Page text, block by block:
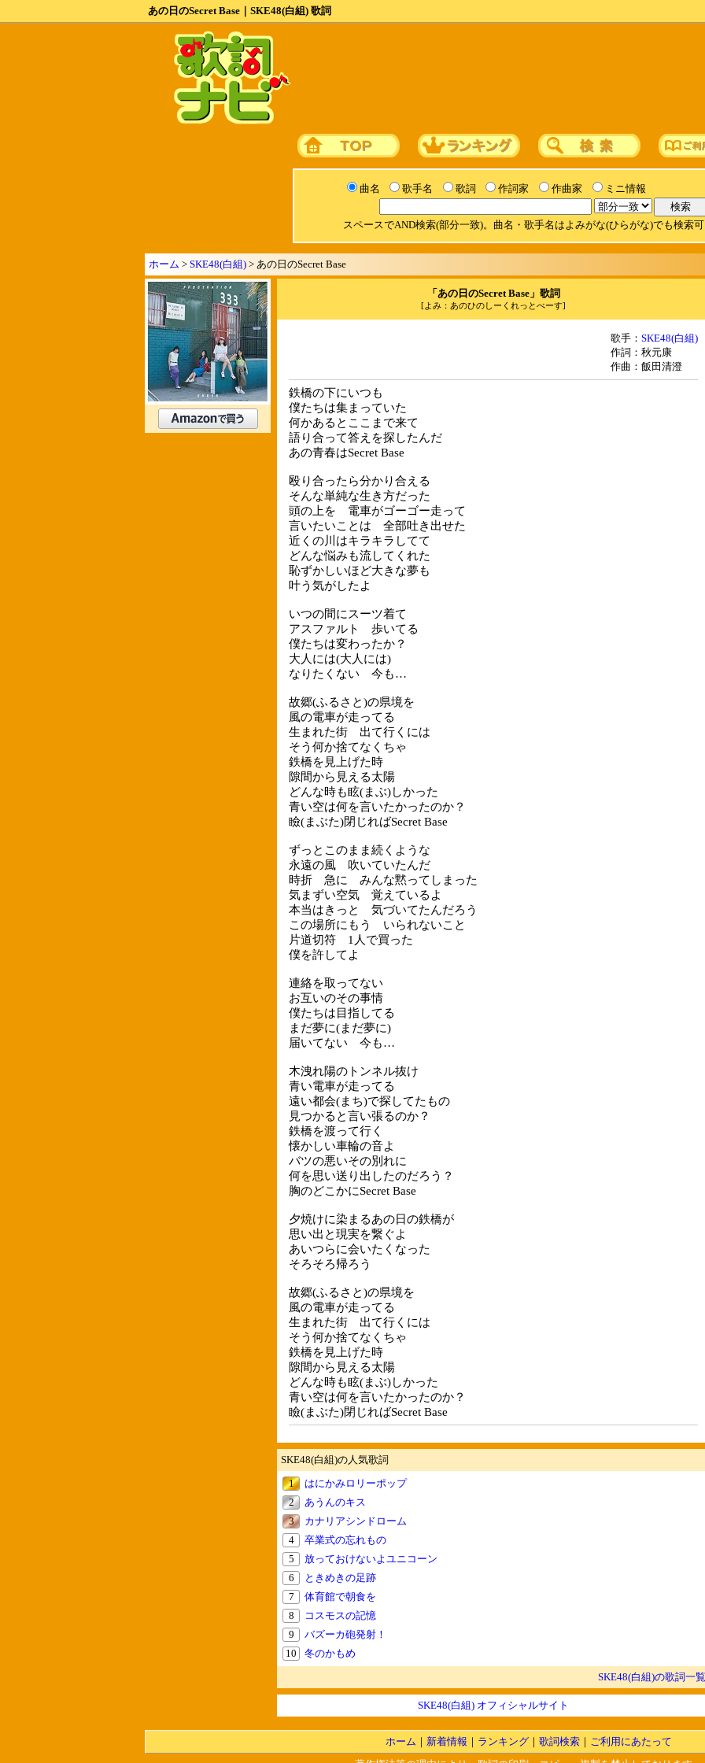
あの日のSecret Base｜SKE48(白組) 歌詞
曲名 歌手名 歌詞 作詞家 作曲家 ミニ情報
スペースでAND検索(部分一致)。曲名・歌手名はよみがな(ひらがな)でも検索
ホーム > SKE48(白組) > あの日のSecret Base
「あの日のSecret Base」歌詞
[よみ：あのひのしーくれっとべーす]
歌手： SKE48(白組)
作詞：秋元康
作曲：飯田清澄
鉄橋の下にいつも
僕たちは集まっていた
何かあるとここまで来て
語り合って答えを探したんだ
あの青春はSecret Base
殴り合ったら分かり合える
そんな単純な生き方だった
頭の上を 電車がゴーゴー走って
言いたいことは 全部吐き出せた
近くの川はキラキラしてて
どんな悩みも流してくれた
恥ずかしいほど大きな夢も
叶う気がしたよ
いつの間にスーツ着て
アスファルト 歩いてる
僕たちは変わったか？
大人には(大人には)
なりたくない 今も…
故郷(ふるさと)の県境を
風の電車が走ってる
生まれた街 出て行くには
そう何か捨てなくちゃ
鉄橋を見上げた時
隙間から見える太陽
どんな時も眩(まぶ)しかった
青い空は何を言いたかったのか？
瞼(まぶた)閉じればSecret Base
ずっとこのまま続くような
永遠の風 吹いていたんだ
時折 急に みんな黙ってしまった
気まずい空気 覚えているよ
本当はきっと 気づいてたんだろう
この場所にもう いられないこと
片道切符 1人で買った
僕を許してよ
連絡を取ってない
お互いのその事情
僕たちは目指してる
まだ夢に(まだ夢に)
届いてない 今も…
木洩れ陽のトンネル抜け
青い電車が走ってる
遠い都会(まち)で探してたもの
見つかると言い張るのか？
鉄橋を渡って行く
懐かしい車輪の音よ
バツの悪いその別れに
何を思い送り出したのだろう？
胸のどこかにSecret Base
夕焼けに染まるあの日の鉄橋が
思い出と現実を繋ぐよ
あいつらに会いたくなった
そろそろ帰ろう
故郷(ふるさと)の県境を
風の電車が走ってる
生まれた街 出て行くには
そう何か捨てなくちゃ
鉄橋を見上げた時
隙間から見える太陽
どんな時も眩(まぶ)しかった
青い空は何を言いたかったのか？
瞼(まぶた)閉じればSecret Base
SKE48(白組)の人気歌詞
1
はにかみロリーポップ
2
あうんのキス
3
カナリアシンドローム
4
卒業式の忘れもの
5
放っておけないよユニコーン
6
ときめきの足跡
7
体育館で朝食を
8
コスモスの記憶
9
バズーカ砲発射！
10
冬のかもめ
SKE48(白組)の歌詞一覧
SKE48(白組) オフィシャルサイト
ホーム ｜ 新着情報 ｜ ランキング ｜ 歌詞検索 ｜ ご利用にあたって